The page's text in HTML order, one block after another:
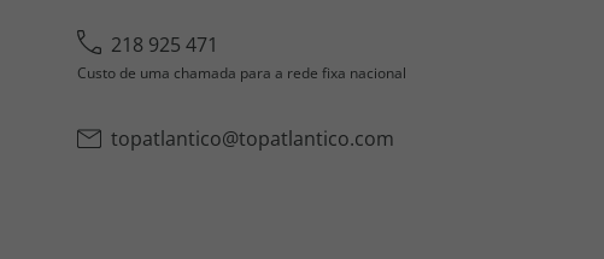
218 925 471
Custo de uma chamada para a rede fixa nacional
topatlantico@topatlantico.com